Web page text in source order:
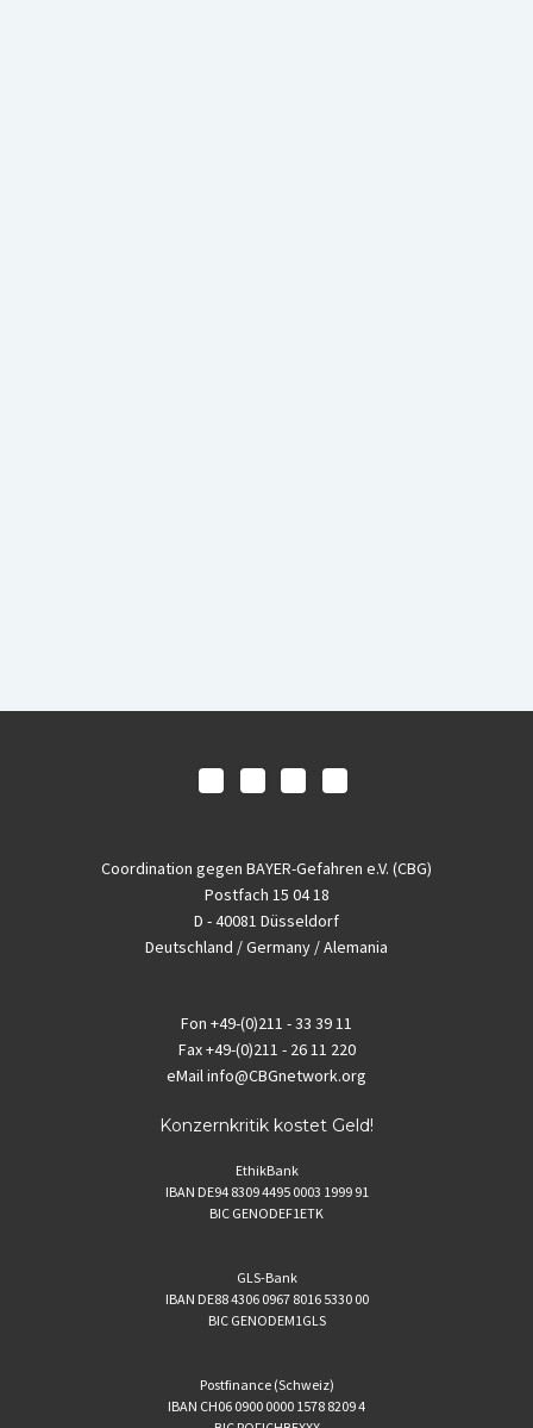
Coordination gegen BAYER-Gefahren e.V. (CBG)
Postfach 15 04 18
D - 40081 Düsseldorf
Deutschland / Germany / Alemania
Fon +49-(0)211 - 33 39 11
Fax+49-(0)211 - 26 11 220
eMailinfo@CBGnetwork.org
Konzernkritik kostet Geld!
EthikBank
IBAN DE94 8309 4495 0003 1999 91
BIC GENODEF1ETK
GLS-Bank
IBAN DE88 4306 0967 8016 5330 00
BIC GENODEM1GLS
Postfinance (Schweiz)
IBAN CH06 0900 0000 1578 8209 4